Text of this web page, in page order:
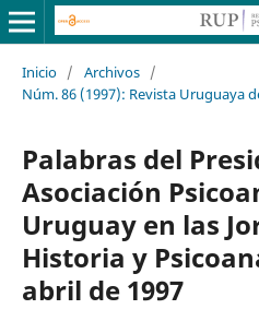
Inicio / Archivos /
Núm. 86 (1997): Revista Uruguaya
Palabras del
Asociación
Uruguay en las
Historia y
abril de 1997